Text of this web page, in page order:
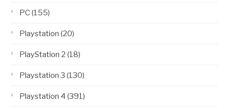
PC(155)
Playstation (20)
PlayStation 2 (18)
Playstation 3 (130)
Playstation 4 (391)